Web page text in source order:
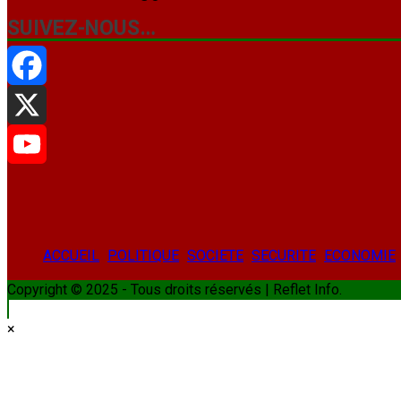
SUIVEZ-NOUS…
Facebook
X
ACCUEIL POLITIQUE SOCIETE SECURITE ECONOMIE
Copyright © 2025 - Tous droits réservés | Reflet Info.
×